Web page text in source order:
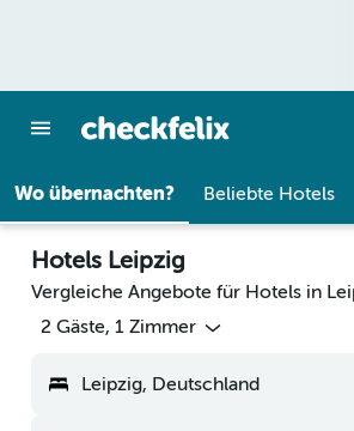
Wo übernachten? Beliebte Hotels
Hotels Leipzig
Vergleiche Angebote für Hotels in
2 Gäste, 1 Zimmer
Leipzig, Deutschland